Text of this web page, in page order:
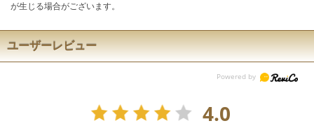
が生じる場合がございます。
ユーザーレビュー
4.0